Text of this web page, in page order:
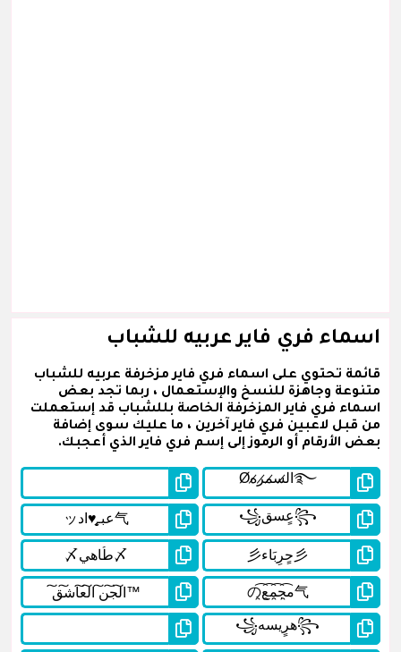
اسماء فري فاير عربيه للشباب
قائمة تحتوي على اسماء فري فاير مزخرفة عربيه للشباب
متنوعة وجاهزة للنسخ والإستعمال ، ربما تجد بعض
اسماء فري فاير المزخرفة الخاصة بللشباب قد إستعملت
من قبل لاعبين فري فاير آخرين ، ما عليك سوى إضافة
بعض الأرقام أو الرموز إلى إسم فري فاير الذي أعجبك.